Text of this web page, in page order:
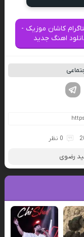
کاشان موزیک -
اهنگ جدید
لینکدین
0 نظر
رضوی